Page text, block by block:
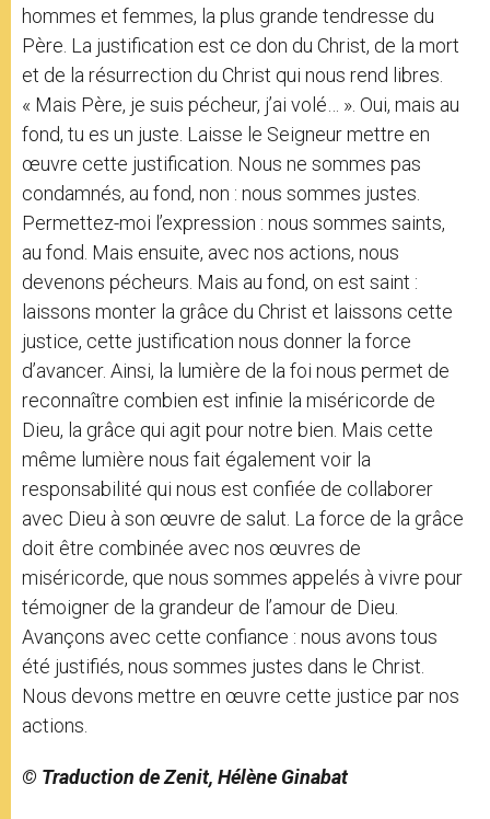
hommes et femmes, la plus grande tendresse du
Père. La justification est ce don du Christ, de la mort
et de la résurrection du Christ qui nous rend libres.
« Mais Père, je suis pécheur, j’ai volé… ». Oui, mais au
fond, tu es un juste. Laisse le Seigneur mettre en
œuvre cette justification. Nous ne sommes pas
condamnés, au fond, non : nous sommes justes.
Permettez-moi l’expression : nous sommes saints,
au fond. Mais ensuite, avec nos actions, nous
devenons pécheurs. Mais au fond, on est saint :
laissons monter la grâce du Christ et laissons cette
justice, cette justification nous donner la force
d’avancer. Ainsi, la lumière de la foi nous permet de
reconnaître combien est infinie la miséricorde de
Dieu, la grâce qui agit pour notre bien. Mais cette
même lumière nous fait également voir la
responsabilité qui nous est confiée de collaborer
avec Dieu à son œuvre de salut. La force de la grâce
doit être combinée avec nos œuvres de
miséricorde, que nous sommes appelés à vivre pour
témoigner de la grandeur de l’amour de Dieu.
Avançons avec cette confiance : nous avons tous
été justifiés, nous sommes justes dans le Christ.
Nous devons mettre en œuvre cette justice par nos
actions.
© Traduction de Zenit, Hélène Ginabat